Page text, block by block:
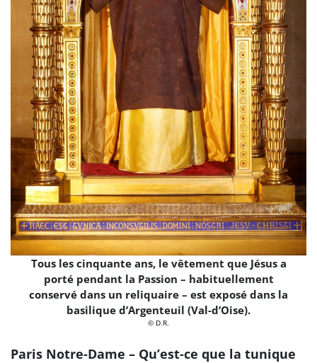
Tous les cinquante ans, le vêtement que Jésus a
porté pendant la Passion – habituellement
conservé dans un reliquaire – est exposé dans la
basilique d’Argenteuil (Val-d’Oise).
© D.R.
Paris Notre-Dame – Qu’est-ce que la tunique